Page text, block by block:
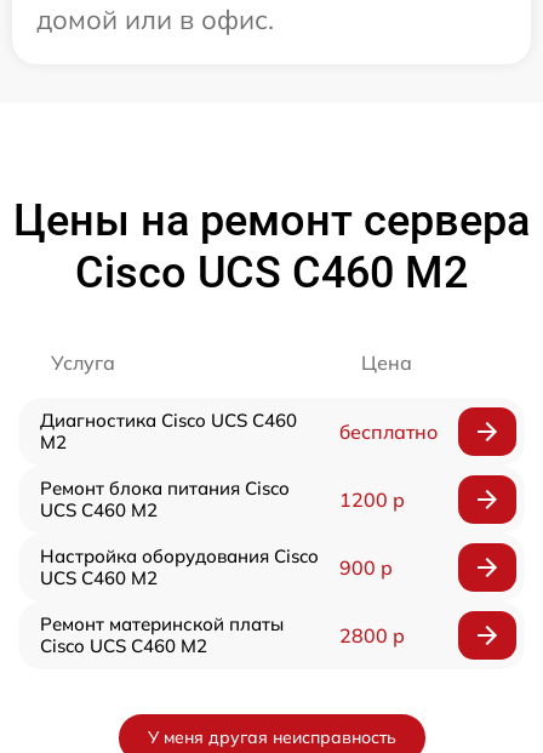
домой или в офис.
Цены на ремонт сервера
Cisco UCS C460 M2
Услуга Цена
Диагностика Cisco UCS C460
M2
бесплатно
Ремонт блока питания Cisco
UCS C460 M2
1200 р
Настройка оборудования Cisco
UCS C460 M2
900 р
Ремонт материнской платы
Cisco UCS C460 M2
2800 р
У меня другая неисправность